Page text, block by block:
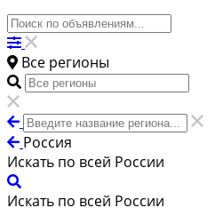
Все регионы
Россия
Искать по всей России
Искать по всей России